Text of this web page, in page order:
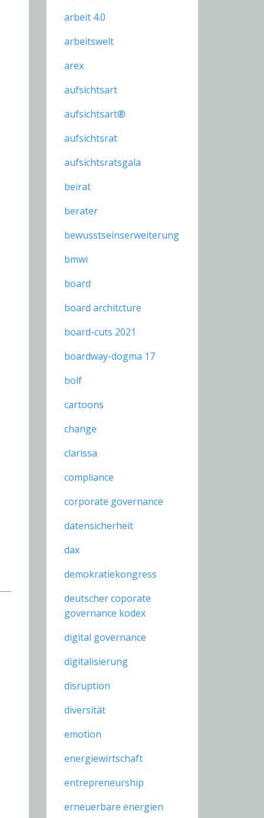
arbeit 4.0
arbeitswelt
arex
aufsichtsart
aufsichtsart®
aufsichtsrat
aufsichtsratsgala
beirat
berater
bewusstseinserweiterung
bmwi
board
board architcture
board-cuts 2021
boardway-dogma 17
bolf
cartoons
change
clarissa
compliance
corporate governance
datensicherheit
dax
demokratiekongress
deutscher coporate
governance kodex
digital governance
digitalisierung
disruption
diversität
emotion
energiewirtschaft
entrepreneurship
erneuerbare energien